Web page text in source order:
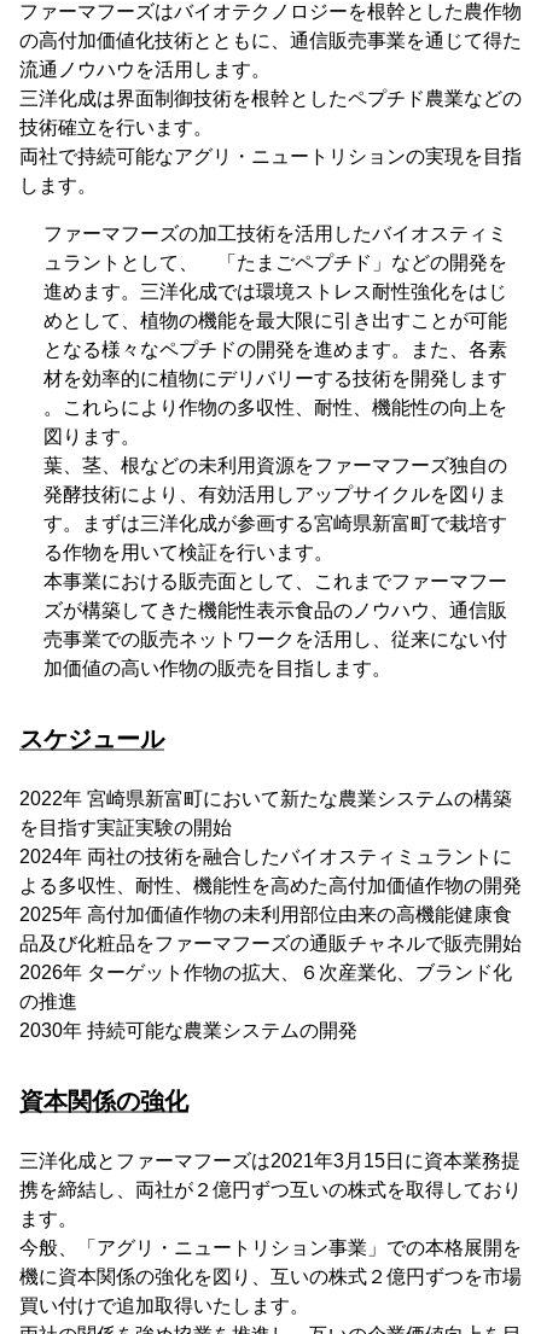
ファーマフーズはバイオテクノロジーを根幹とした農作物
の高付加価値化技術とともに、通信販売事業を通じて得た
流通ノウハウを活用します。
三洋化成は界面制御技術を根幹としたペプチド農業などの
技術確立を行います。
両社で持続可能なアグリ・ニュートリションの実現を目指
します。
ファーマフーズの加工技術を活用したバイオスティミ
ュラントとして、 「たまごペプチド」などの開発を
進めます。三洋化成では環境ストレス耐性強化をはじ
めとして、植物の機能を最大限に引き出すことが可能
となる様々なペプチドの開発を進めます。また、各素
材を効率的に植物にデリバリーする技術を開発します
。これらにより作物の多収性、耐性、機能性の向上を
図ります。
葉、茎、根などの未利用資源をファーマフーズ独自の
発酵技術により、有効活用しアップサイクルを図りま
す。まずは三洋化成が参画する宮崎県新富町で栽培す
る作物を用いて検証を行います。
本事業における販売面として、これまでファーマフー
ズが構築してきた機能性表示食品のノウハウ、通信販
売事業での販売ネットワークを活用し、従来にない付
加価値の高い作物の販売を目指します。
スケジュール
2022年 宮崎県新富町において新たな農業システムの構築
を目指す実証実験の開始
2024年 両社の技術を融合したバイオスティミュラントに
よる多収性、耐性、機能性を高めた高付加価値作物の開発
2025年 高付加価値作物の未利用部位由来の高機能健康食
品及び化粧品をファーマフーズの通販チャネルで販売開始
2026年 ターゲット作物の拡大、６次産業化、ブランド化
の推進
2030年 持続可能な農業システムの開発
資本関係の強化
三洋化成とファーマフーズは2021年3月15日に資本業務提
携を締結し、両社が２億円ずつ互いの株式を取得しており
ます。
今般、「アグリ・ニュートリション事業」での本格展開を
機に資本関係の強化を図り、互いの株式２億円ずつを市場
買い付けで追加取得いたします。